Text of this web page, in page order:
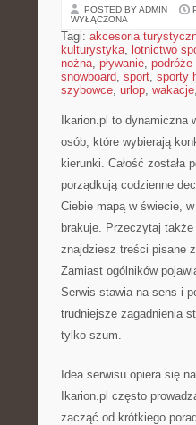
POSTED BY ADMIN
WYŁĄCZONA
Tagi: akcesoria
kulturystyka, lotnictwo
nożna, pływanie,
snowboard, sport, sporty
szybowce, urlop, wakacje,
Ikarion.pl to
osób, które wybierają
kierunki. Całość
porządkują codzienne
Ciebie mapą w świecie,
brakuje. Przeczytaj także
znajdziesz treści pisane
Zamiast ogólników
Serwis stawia na sens i
trudniejsze zagadnienia
tylko szum.
Idea serwisu opiera się
Ikarion.pl często
zacząć od krótkiego